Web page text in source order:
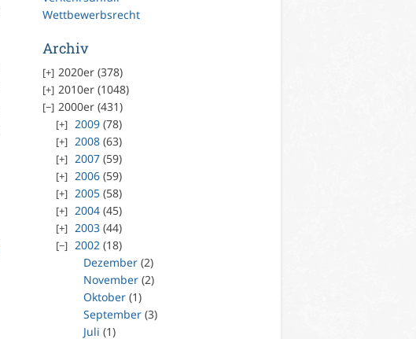
Wettbewerbsrecht
Archiv
2020er (378)
2010er (1048)
2000er (431)
2009 (78)
2008 (63)
2007 (59)
2006 (59)
2005 (58)
2004 (45)
2003 (44)
2002 (18)
Dezember (2)
November (2)
Oktober (1)
September (3)
Juli (1)